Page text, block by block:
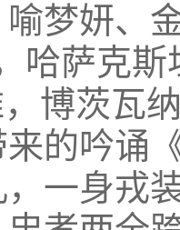
梦妍、
哈萨克斯
，博茨瓦
的吟诵
一身戎